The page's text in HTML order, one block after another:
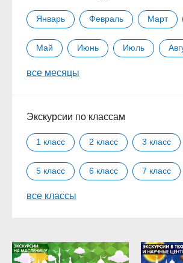
Январь Февраль Март
Май Июнь Июль
Сентябрь
все месяцы
Экскурсии по классам
1 класс 2 класс 3 класс
5 класс 6 класс 7 класс
9 класс
все классы